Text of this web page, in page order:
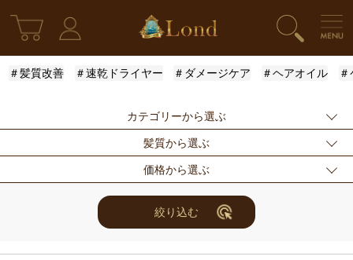
＃髪質改善 ＃速乾ドライヤー ＃ダメージケア ＃ヘアオイル
カテゴリーから選ぶ
新発売 シャンプー
トリートメント
アウトバストリー
ドライヤー・ヘア
アイロン
スタイリング
メンズスタイリン
髪質から選ぶ
ふんわり ハリ・コシ
ウェット
ツヤ
しっとり
価格から選ぶ
〜3000円
3001円〜5000円
円
30000円
絞り込む